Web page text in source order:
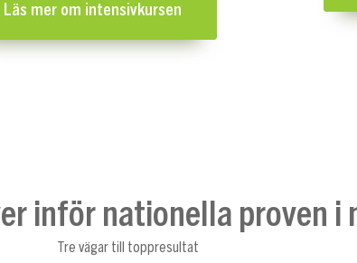
Läs mer om intensivkursen
inför nationella proven i
Tre vägar till toppresultat